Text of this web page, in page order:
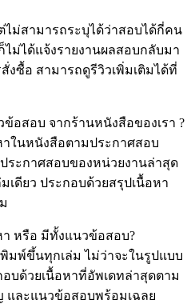
ไม่สามารถระบุได้ว่าสอบได้กี่คน
ม่ได้แจ้งรายงานผลสอบกลับมา
งซื้อ สามารถดูรีวิวเพิ่มเติมได้ที่
อสอบ จากร้านหนังสือของเรา ?
าในหนังสือตามประกาศสอบ
ระกาศสอบของหน่วยงานล่าสุด
เดียว ประกอบด้วยสรุปเนื้อหา
า หรือ มีทั้งแนวข้อสอบ?
มพ์ขึ้นทุกเล่ม ไม่ว่าจะในรูปแบบ
บด้วยเนื้อหาที่อัพเดทล่าสุดตาม
และแนวข้อสอบพร้อมเฉลย